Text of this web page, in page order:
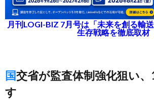
月刊LOGI-BIZ 7月号は「未来を創る輸
生存戦略を徹底取材
国交省が監査体制強化狙い、10月施行目指
す